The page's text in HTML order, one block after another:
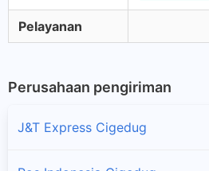
Pelayanan
Perusahaan pengiriman
J&T Express Cigedug